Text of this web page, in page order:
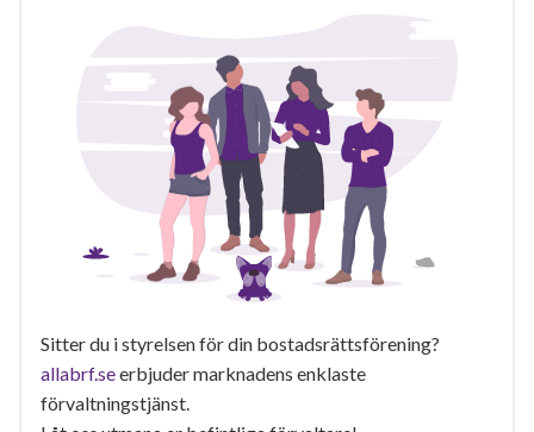
Sitter du i styrelsen för din bostadsrättsförening?
allabrf.seerbjuder marknadens enklaste
förvaltningstjänst.